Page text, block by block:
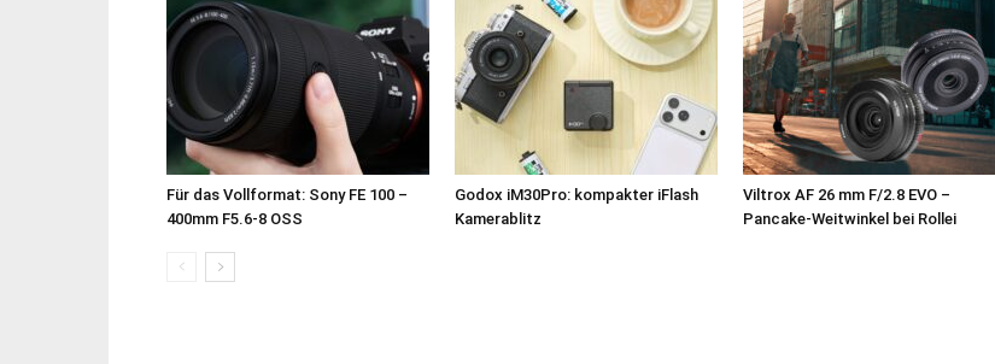
Für das Vollformat: Sony FE 100 –
400mm F5.6-8 OSS
Godox iM30Pro: kompakter iFlash
Kamerablitz
Viltrox AF 26 mm F/2.8 EVO –
Pancake-Weitwinkel bei Rollei